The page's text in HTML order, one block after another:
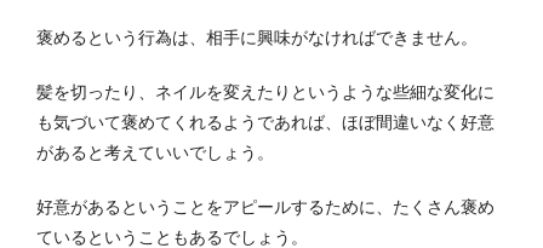
褒めるという行為は、相手に興味がなければできません。
髪を切ったり、ネイルを変えたりというような些細な変化に
も気づいて褒めてくれるようであれば、ほぼ間違いなく好意
があると考えていいでしょう。
好意があるということをアピールするために、たくさん褒め
ているということもあるでしょう。